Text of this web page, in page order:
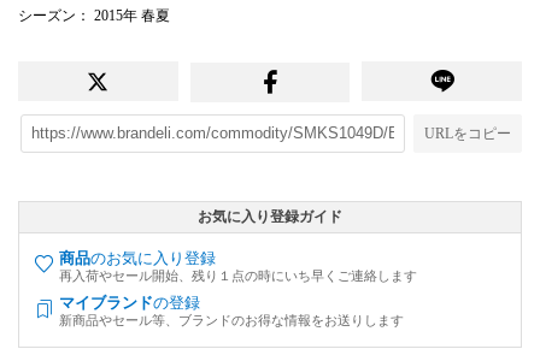
シーズン ： 2015年 春夏
URLをコピー
お気に入り登録ガイド
商品のお気に入り登録
再入荷やセール開始、残り１点の時にいち早くご連絡します
マイブランドの登録
新商品やセール等、ブランドのお得な情報をお送りします